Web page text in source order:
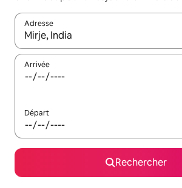
Adresse
Lorsque les résultats s'affichent,
Arrivée
Départ
Rechercher